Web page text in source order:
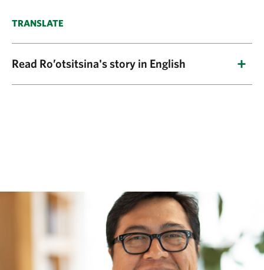
TRANSLATE
Read Ro’otsitsina's story in English
within the Brazilian Legal Amazon. From an
early age, I experienced the complexities of
being part of a people whose existence is
intrinsically linked to the fight for fundamental